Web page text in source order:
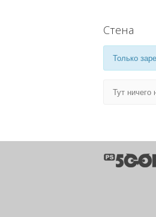
Стена
Только
Тут ничего